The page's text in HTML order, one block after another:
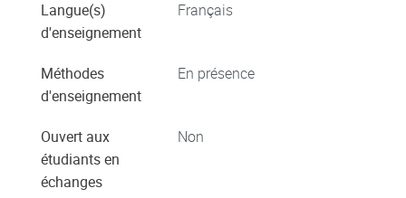
Langue(s)
d'enseignement
Français
Méthodes
d'enseignement
En présence
Ouvert aux
étudiants en
échanges
Non